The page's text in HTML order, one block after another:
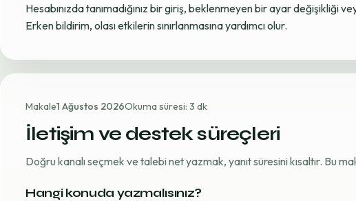
Hesabınızda tanımadığınız bir giriş, beklenmeyen bir ayar
Erken bildirim, olası etkilerin sınırlanmasına yardımcı olur.
Makale1 Ağustos 2026Okuma süresi: 3 dk
İletişim ve destek süreçleri
Doğru kanalı seçmek ve talebi net yazmak, yanıt süresini kısaltır. Bu
Hangi konuda yazmalısınız?